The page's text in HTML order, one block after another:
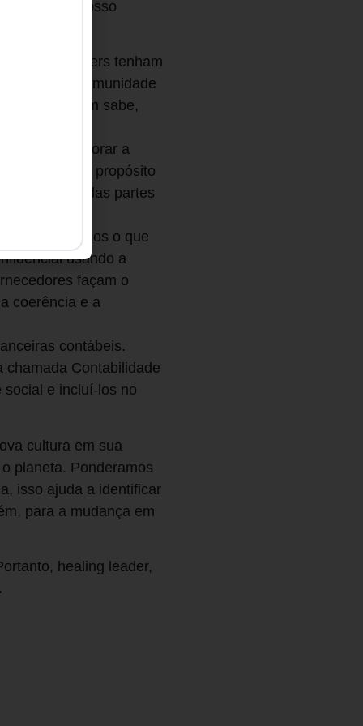
e para nosso
stakeholders tenham
da comunidade
passo. Quem sabe,
incorporar a
o vínculo do propósito
das partes
que somos o que
usando a
façam o
coerência e a
contábeis.
chamada Contabilidade
e incluí-los no
cultura em sua
planeta. Ponderamos
isso ajuda a identificar
para a mudança em
healing leader,